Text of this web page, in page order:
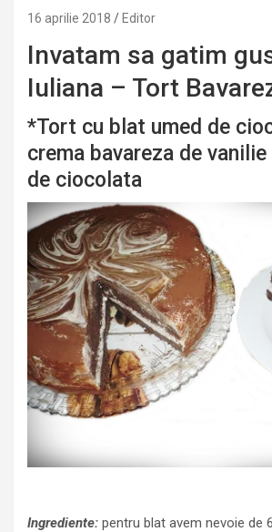
16 aprilie 2018 Editor
Invatam sa gatim
Iuliana – Tort
*Tort cu blat umed de
crema bavareza de
de ciocolata
Ingrediente: pentru blat avem nevoie de